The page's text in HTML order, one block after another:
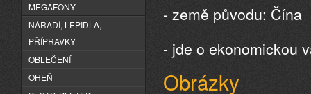
- země původu: Čína
- jde o ekonomickou
Obrázky
MEGAFONY
NÁŘADÍ, LEPIDLA,
PŘÍPRAVKY
OBLEČENÍ
OHEŇ